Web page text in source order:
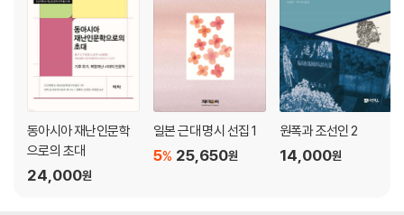
동아시아 재난인문학
으로의 초대
24,000원
일본 근대 명시 선집 1
25,650원
5%
원폭과 조선인 2
14,000원